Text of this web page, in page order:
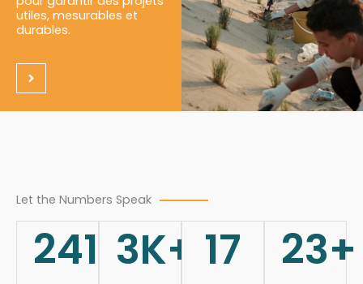
Let the Numbers Speak
utiles, mesurables et
durables.
241 3K+ 17 23+